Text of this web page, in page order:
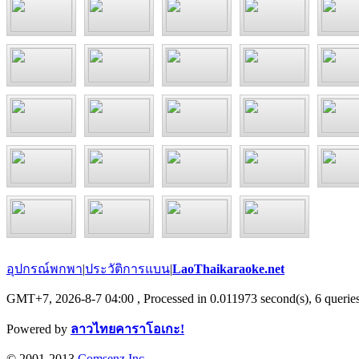
อุปกรณ์พกพา|ประวัติการแบน|LaoThaikaraoke.net
GMT+7, 2026-8-7 04:00 , Processed in 0.011973 second(s), 6
Powered by ลาวไทยคาราโอเกะ!